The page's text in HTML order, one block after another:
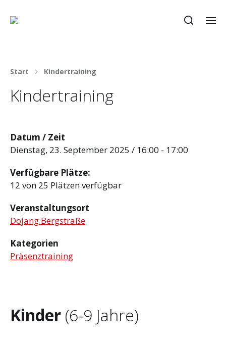
Start Kindertraining
Kindertraining
Datum / Zeit
Dienstag, 23. September 2025 / 16:00 - 17:00
Verfügbare Plätze:
12 von 25 Plätzen verfügbar
Veranstaltungsort
Dojang Bergstraße
Kategorien
Präsenztraining
Kinder (6-9 Jahre)